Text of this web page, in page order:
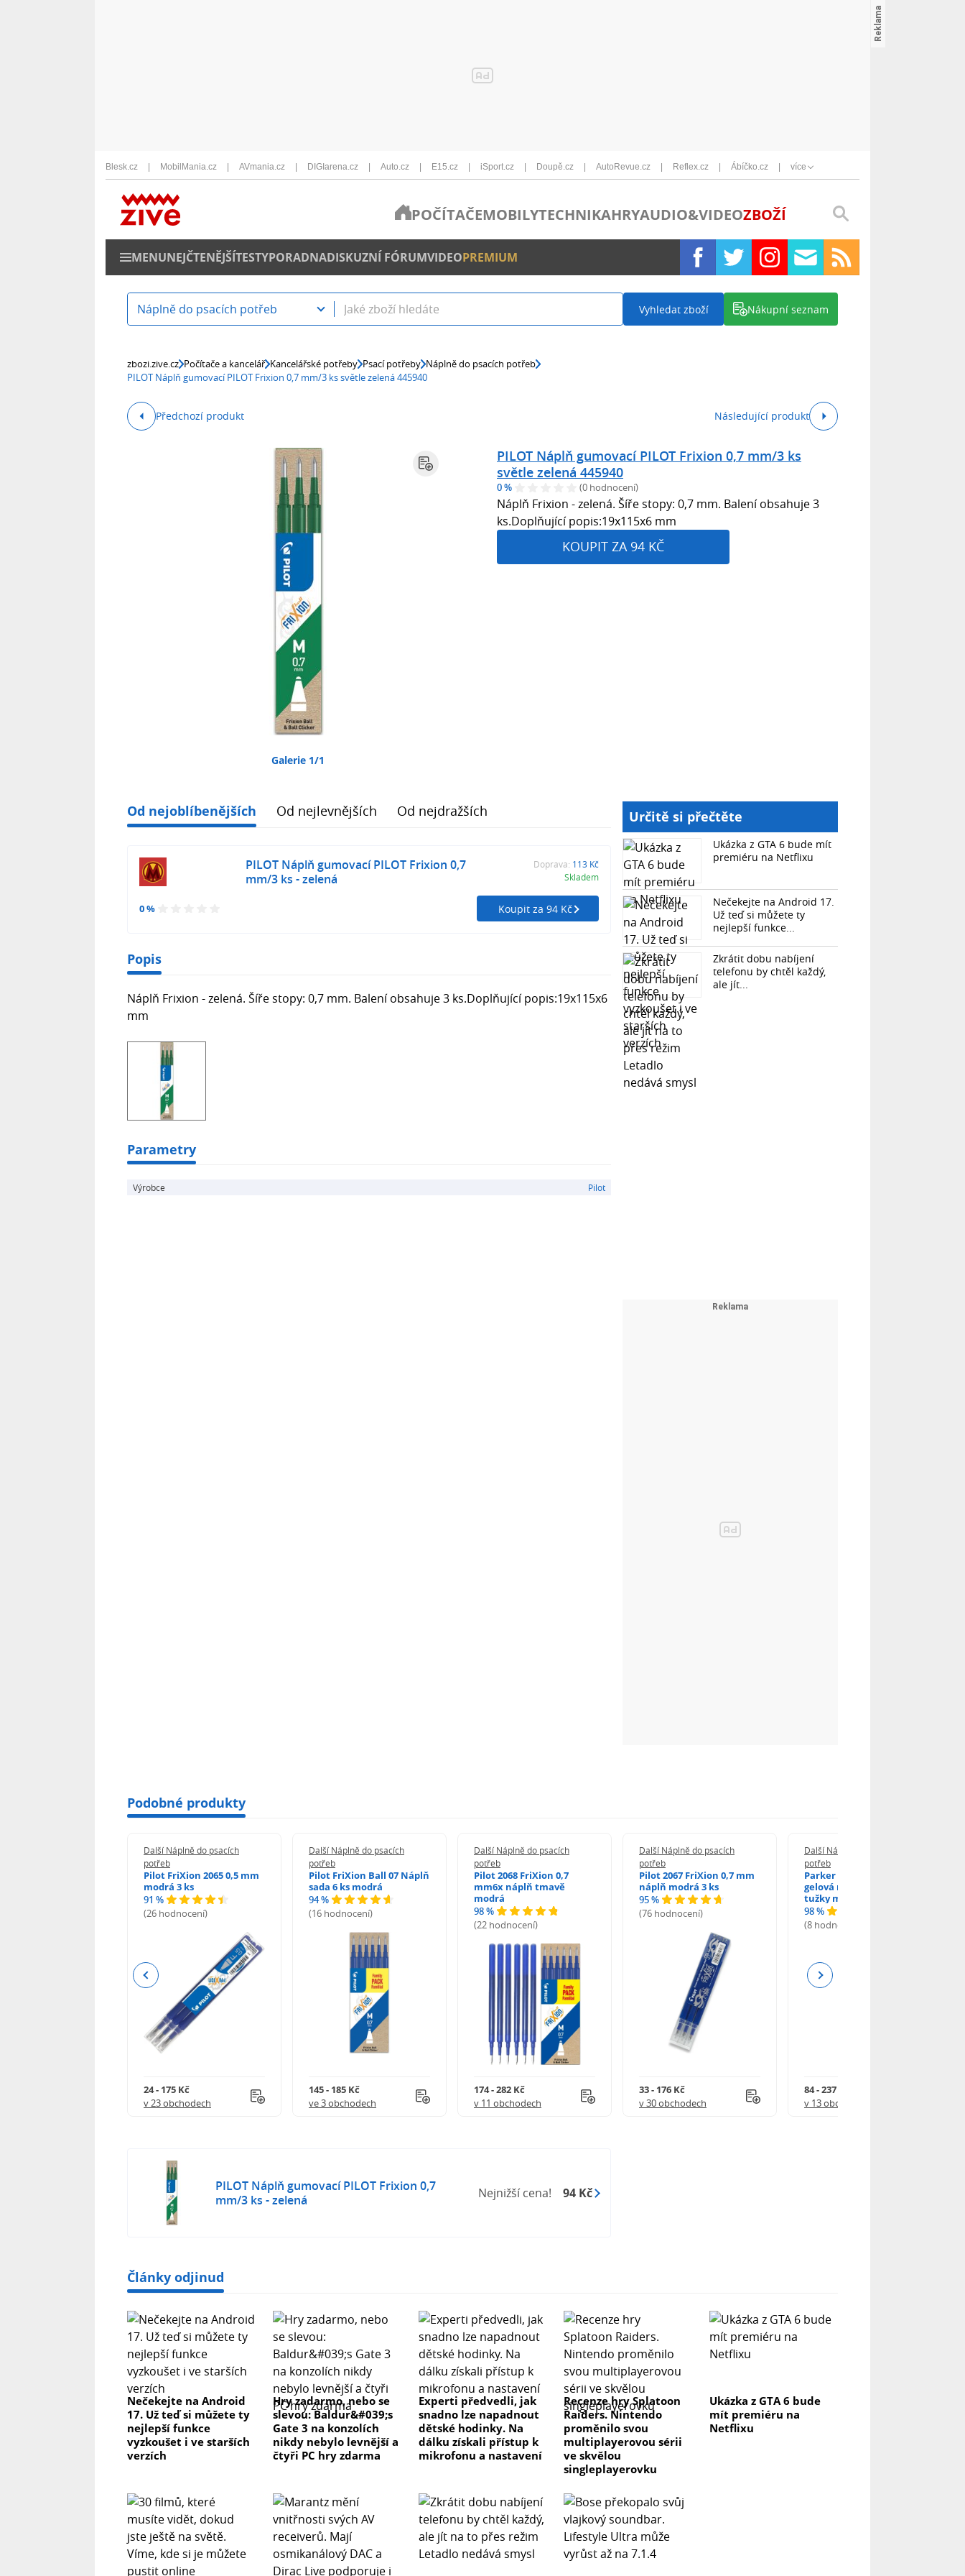
Blesk.cz MobilMania.cz AVmania.cz DIGIarena.cz Auto.cz E15.cz iSport.cz Doupě.cz AutoRevue.cz Reflex.cz Ábíčko.cz více
POČÍTAČEMOBILYTECHNIKAHRYAUDIO&VIDEOZBOŽÍ
MENUNEJČTENĚJŠÍTESTYPORADNADISKUZNÍ FÓRUMVIDEOPREMIUM
Náplně do psacích potřeb Vyhledat zboží Nákupní seznam
zbozi.zive.cz Počítače a kancelář Kancelářské potřeby Psací potřeby Náplně do psacích potřeb
PILOT Náplň gumovací PILOT Frixion 0,7 mm/3 ks světle zelená 445940
Předchozí produkt Následující produkt
Galerie 1/1
PILOT Náplň gumovací PILOT Frixion 0,7 mm/3 ks
světle zelená 445940
0 % (0 hodnocení)
Náplň Frixion - zelená. Šíře stopy: 0,7 mm. Balení obsahuje 3
ks.Doplňující popis:19x115x6 mm
KOUPIT ZA 94 KČ
Od nejoblíbenějších Od nejlevnějších Od nejdražších
0 %
PILOT Náplň gumovací PILOT Frixion 0,7
mm/3 ks - zelená
Doprava: 113 Kč
Skladem
Koupit za 94 Kč
Popis
Náplň Frixion - zelená. Šíře stopy: 0,7 mm. Balení obsahuje 3 ks.Doplňující popis:19x115x6
mm
Parametry
Výrobce Pilot
Určitě si přečtěte
Ukázka z GTA 6 bude mít
premiéru na Netflixu
Nečekejte na Android 17.
Už teď si můžete ty
nejlepší funkce...
Zkrátit dobu nabíjení
telefonu by chtěl každý,
ale jít...
Podobné produkty
Další Náplně do psacích
potřeb
Pilot FriXion 2065 0,5 mm
modrá 3 ks
91 %
(26 hodnocení)
24 - 175 Kč
v 23 obchodech
Další Náplně do psacích
potřeb
Pilot FriXion Ball 07 Náplň
sada 6 ks modrá
94 %
(16 hodnocení)
145 - 185 Kč
ve 3 obchodech
Další Náplně do psacích
potřeb
Pilot 2068 FriXion 0,7
mm6x náplň tmavě
modrá
98 %
(22 hodnocení)
174 - 282 Kč
v 11 obchodech
Další Náplně do psacích
potřeb
Pilot 2067 FriXion 0,7 mm
náplň modrá 3 ks
95 %
(76 hodnocení)
33 - 176 Kč
v 30 obchodech
Další Náplně do psacích
potřeb
Parker 1502/0250346
gelová náplň do kuličkové
tužky modrá
98 %
(8 hodnocení)
84 - 237 Kč
v 13 obchodech
Previous Next
PILOT Náplň gumovací PILOT Frixion 0,7
mm/3 ks - zelená
Nejnižší cena! 94 Kč
Články odjinud
Nečekejte na Android
17. Už teď si můžete ty
nejlepší funkce
vyzkoušet i ve starších
verzích
Hry zadarmo, nebo se
slevou: Baldur&#039;s
Gate 3 na konzolích
nikdy nebylo levnější a
čtyři PC hry zdarma
Experti předvedli, jak
snadno lze napadnout
dětské hodinky. Na
dálku získali přístup k
mikrofonu a nastavení
Recenze hry Splatoon
Raiders. Nintendo
proměnilo svou
multiplayerovou sérii
ve skvělou
singleplayerovku
Ukázka z GTA 6 bude
mít premiéru na
Netflixu